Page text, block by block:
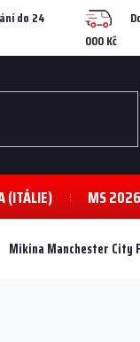
do 24
000 Kč
(ITÁLIE) MS 2026
Mikina Manchester City